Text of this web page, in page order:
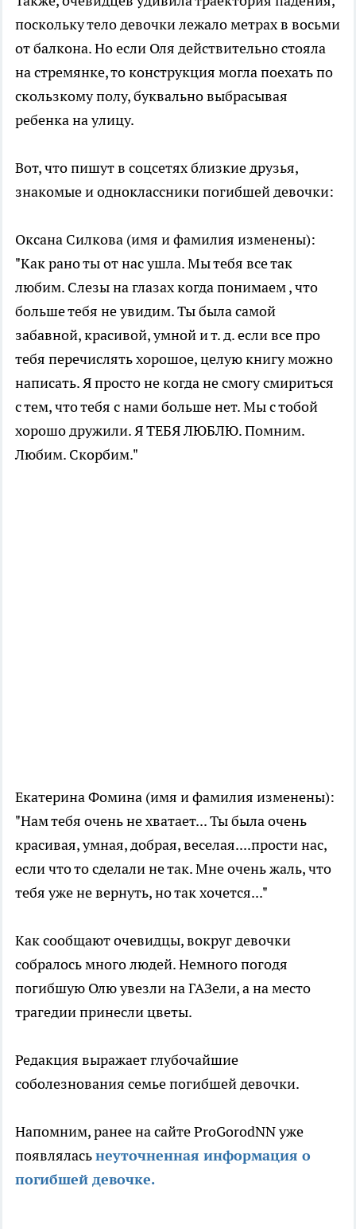
поскольку тело девочки лежало метрах в восьми
от балкона. Но если Оля действительно стояла
на стремянке, то конструкция могла поехать по
скользкому полу, буквально выбрасывая
ребенка на улицу.
Вот, что пишут в соцсетях близкие друзья,
знакомые и одноклассники погибшей девочки:
Оксана Силкова (имя и фамилия изменены):
"Как рано ты от нас ушла. Мы тебя все так
любим. Слезы на глазах когда понимаем , что
больше тебя не увидим. Ты была самой
забавной, красивой, умной и т. д. если все про
тебя перечислять хорошое, целую книгу можно
написать. Я просто не когда не смогу смириться
с тем, что тебя с нами больше нет. Мы с тобой
хорошо дружили. Я ТЕБЯ ЛЮБЛЮ. Помним.
Любим. Скорбим."
Екатерина Фомина (имя и фамилия изменены):
"Нам тебя очень не хватает... Ты была очень
красивая, умная, добрая, веселая....прости нас,
если что то сделали не так. Мне очень жаль, что
тебя уже не вернуть, но так хочется..."
Как сообщают очевидцы, вокруг девочки
собралось много людей. Немного погодя
погибшую Олю увезли на ГАЗели, а на место
трагедии принесли цветы.
Редакция выражает глубочайшие
соболезнования семье погибшей девочки.
Напомним, ранее на сайте ProGorodNN уже
появляласьнеуточненная информация о
погибшей девочке.